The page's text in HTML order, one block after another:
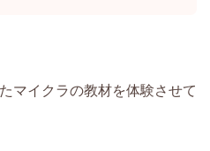
マイクラの教材を体験させて